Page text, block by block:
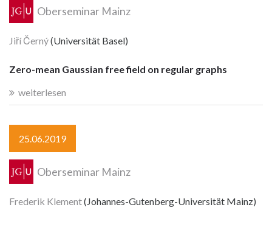
Oberseminar Mainz
Jiří Černý(Universität Basel)
Zero-mean Gaussian free field on regular graphs
weiterlesen
25.06.2019
Oberseminar Mainz
Frederik Klement(Johannes-Gutenberg-Universität Mainz)